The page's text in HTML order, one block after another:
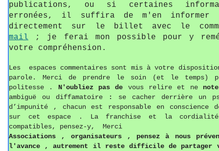
publications, ou si certaines
erronées, il suffira de m'en
directement sur le billet avec le
mail ; je ferai mon possible pour y
votre compréhension.
Les espaces commentaires sont mis à votre
parole. Merci de prendre le soin (et le temps)
politesse
. N'oubliez pas de vous relire et ne
ambiguë ou diffamatoire
:
se cacher derrière un
d’impunité , chacun est responsable en
sur cet espace . La franchise et la
compatibles, pensez-y, Merci
Associations , organisateurs , pensez à nous
l'avance , autrement il reste difficile de